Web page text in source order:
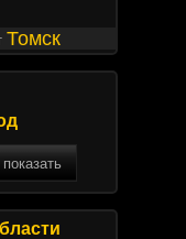
Томск
показать